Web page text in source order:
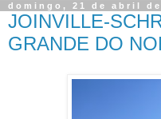
domingo, 21 de abril de
JOINVILLE-
GRANDE DO